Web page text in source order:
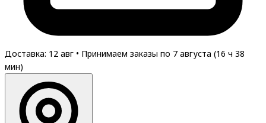
Доставка: 12 авг • Принимаем заказы по 7 августа (16 ч 38
мин)